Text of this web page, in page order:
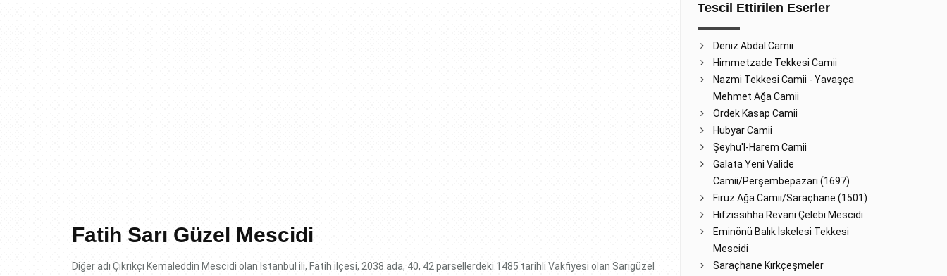
Fatih Sarı Güzel Mescidi
Diğer adı Çıkrıkçı Kemaleddin Mescidi olan İstanbul ili, Fatih ilçesi, 2038 ada, 40, 42 parsellerdeki 1485 tarihli Vakfiyesi olan Sarıgüzel
Tescil Ettirilen Eserler
Deniz Abdal Camii
Himmetzade Tekkesi Camii
Nazmi Tekkesi Camii - Yavaşça
Mehmet Ağa Camii
Ördek Kasap Camii
Hubyar Camii
Şeyhu'l-Harem Camii
Galata Yeni Valide
Camii/Perşembepazarı (1697)
Firuz Ağa Camii/Saraçhane (1501)
Hıfzıssıhha Revani Çelebi Mescidi
Eminönü Balık İskelesi Tekkesi
Mescidi
Saraçhane Kırkçeşmeler